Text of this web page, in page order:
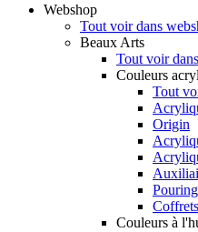
Webshop
Tout voir dans
Beaux Arts
Tout voir
Couleurs
Tout
Origin
Pouring
Couleurs à